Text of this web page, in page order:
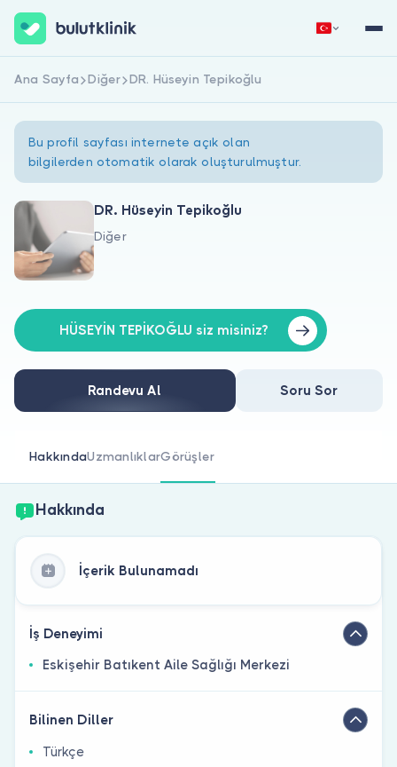
Hakkımızda
Doktorlar için
Doktor musunuz?
Hemen Kaydol
Ana Sayfa Diğer DR. Hüseyin Tepikoğlu
Bu profil sayfası internete açık olan
bilgilerden otomatik olarak oluşturulmuştur.
DR. Hüseyin Tepikoğlu
Diğer
HÜSEYİN TEPİKOĞLU siz misiniz?
Randevu Al Soru Sor
HakkındaUzmanlıklarGörüşler
Hakkında
İçerik Bulunamadı
İş Deneyimi
Eskişehir Batıkent Aile Sağlığı Merkezi
Bilinen Diller
Türkçe